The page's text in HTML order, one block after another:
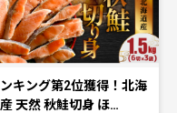
キング第2位獲得！北海
天然 秋鮭切身 ほ…